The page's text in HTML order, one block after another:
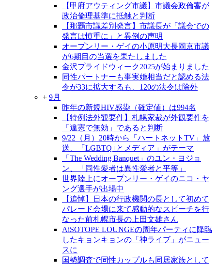
【甲府アウティング市議】市議会政倫審が
政治倫理基準に抵触と判断
【那覇市議差別発言】市議長が「議会での
発言は慎重に」と異例の声明
オープンリー・ゲイの小原明大長岡京市議
が6期目の当選を果たしました
金沢プライドウィーク2025が始まりました
同性パートナーも事実婚相当だと認める法
令が33に拡大するも、120の法令は除外
+ 9月
昨年の新規HIV感染（確定値）は994名
【特例法外観要件】札幌家裁が外観要件を
「違憲で無効」であると判断
9/22（月）20時から「ハートネットTV」放
送、「LGBTQ+とメディア」がテーマ
「The Wedding Banquet」のユン・ヨジョ
ン、「同性愛者は異性愛者と平等」
世界陸上にオープンリー・ゲイのニコ・ヤ
ング選手が出場中
【追悼】日本の行政機関の長として初めて
パレード会場に来て感動的なスピーチを行
なった前札幌市長の上田文雄さん
AiSOTOPE LOUNGEの周年パーティに降臨
したキョンキョンの「神ライブ」がニュー
スに
国勢調査で同性カップルも同居家族として